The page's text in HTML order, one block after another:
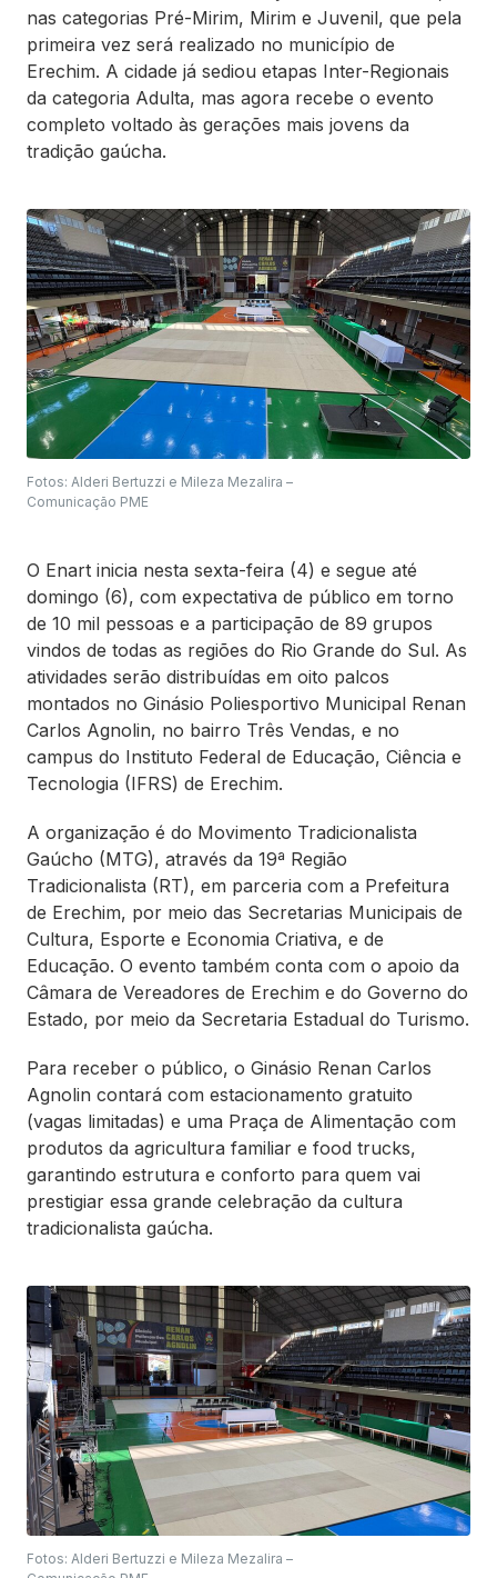
nas categorias Pré-Mirim, Mirim e Juvenil, que pela
primeira vez será realizado no município de
Erechim. A cidade já sediou etapas Inter-Regionais
da categoria Adulta, mas agora recebe o evento
completo voltado às gerações mais jovens da
tradição gaúcha.
Fotos: Alderi Bertuzzi e Mileza Mezalira –
Comunicação PME
O Enart inicia nesta sexta-feira (4) e segue até
domingo (6), com expectativa de público em torno
de 10 mil pessoas e a participação de 89 grupos
vindos de todas as regiões do Rio Grande do Sul. As
atividades serão distribuídas em oito palcos
montados no Ginásio Poliesportivo Municipal Renan
Carlos Agnolin, no bairro Três Vendas, e no
campus do Instituto Federal de Educação, Ciência e
Tecnologia (IFRS) de Erechim.
A organização é do Movimento Tradicionalista
Gaúcho (MTG), através da 19ª Região
Tradicionalista (RT), em parceria com a Prefeitura
de Erechim, por meio das Secretarias Municipais de
Cultura, Esporte e Economia Criativa, e de
Educação. O evento também conta com o apoio da
Câmara de Vereadores de Erechim e do Governo do
Estado, por meio da Secretaria Estadual do Turismo.
Para receber o público, o Ginásio Renan Carlos
Agnolin contará com estacionamento gratuito
(vagas limitadas) e uma Praça de Alimentação com
produtos da agricultura familiar e food trucks,
garantindo estrutura e conforto para quem vai
prestigiar essa grande celebração da cultura
tradicionalista gaúcha.
Fotos: Alderi Bertuzzi e Mileza Mezalira –